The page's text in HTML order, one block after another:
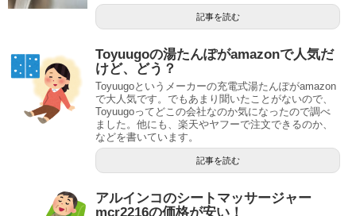
記事を読む
Toyuugoの湯たんぽがamazonで人気だ
けど、どう？
Toyuugoというメーカーの充電式湯たんぽがamazon
で大人気です。でもあまり聞いたことがないので、
Toyuugoってどこの会社なのか気になったので調べ
ました。他にも、楽天やヤフーで注文できるのか、
などを書いています。
記事を読む
アルインコのシートマッサージャー
mcr2216の価格が安い！